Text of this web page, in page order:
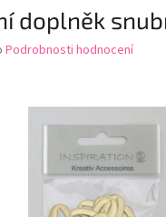
doplněk
Podrobnosti hodnocení